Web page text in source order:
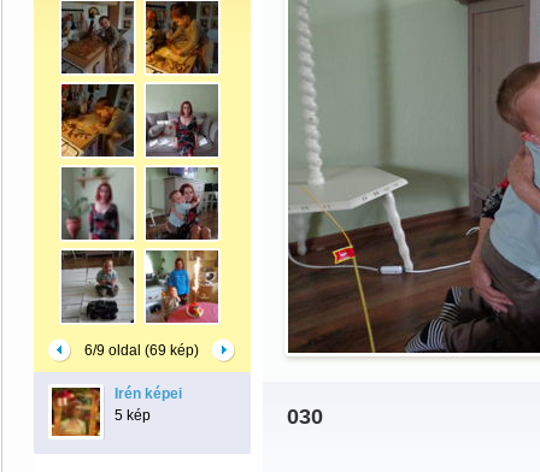
6/9 oldal (69 kép)
Irén képei
5 kép
030